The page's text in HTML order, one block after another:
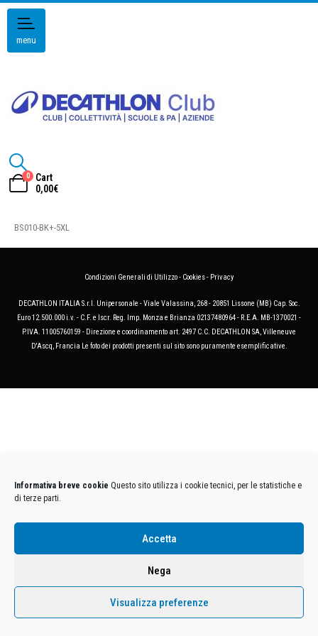
Informativa breve cookie Questo sito utilizza i cookie tecnici, per le statistiche e
di terze parti.
Accetta
Nega
Visualizza preferenze
menu
0
Cart
0,00€
BS010-BK+-5XL
Condizioni Generali di Utilizzo- Cookies- Privacy
DECATHLON ITALIA S.r.l. Unipersonale - Viale Valassina, 268 - 20851 Lissone (MB) Cap. Soc.
Euro 12.500.000 i.v. - C.F. e Iscr. Reg. Imp. Monza e Brianza 02137480964 - R.E.A. MB-1370021 -
P.IVA. 11005760159 - Direzione e coordinamento art. 2497 C.C. DECATHLON SA, Villeneuve
D'Ascq, Francia Le foto dei prodotti presenti sul sito sono puramente esemplificative.